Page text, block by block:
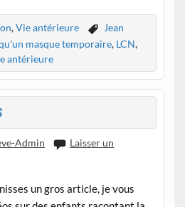
,Vie antérieure
Jean
masque temporaire, LCN,
antérieure
Admin
Laisser un
un gros article, je vous